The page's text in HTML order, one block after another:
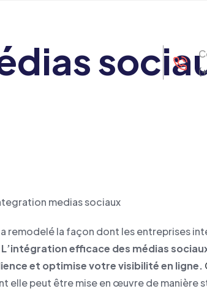
remodelé la façon dont les entreprises
L’intégration efficace des médias
et optimise votre visibilité en ligne.
peut être mise en œuvre de manière